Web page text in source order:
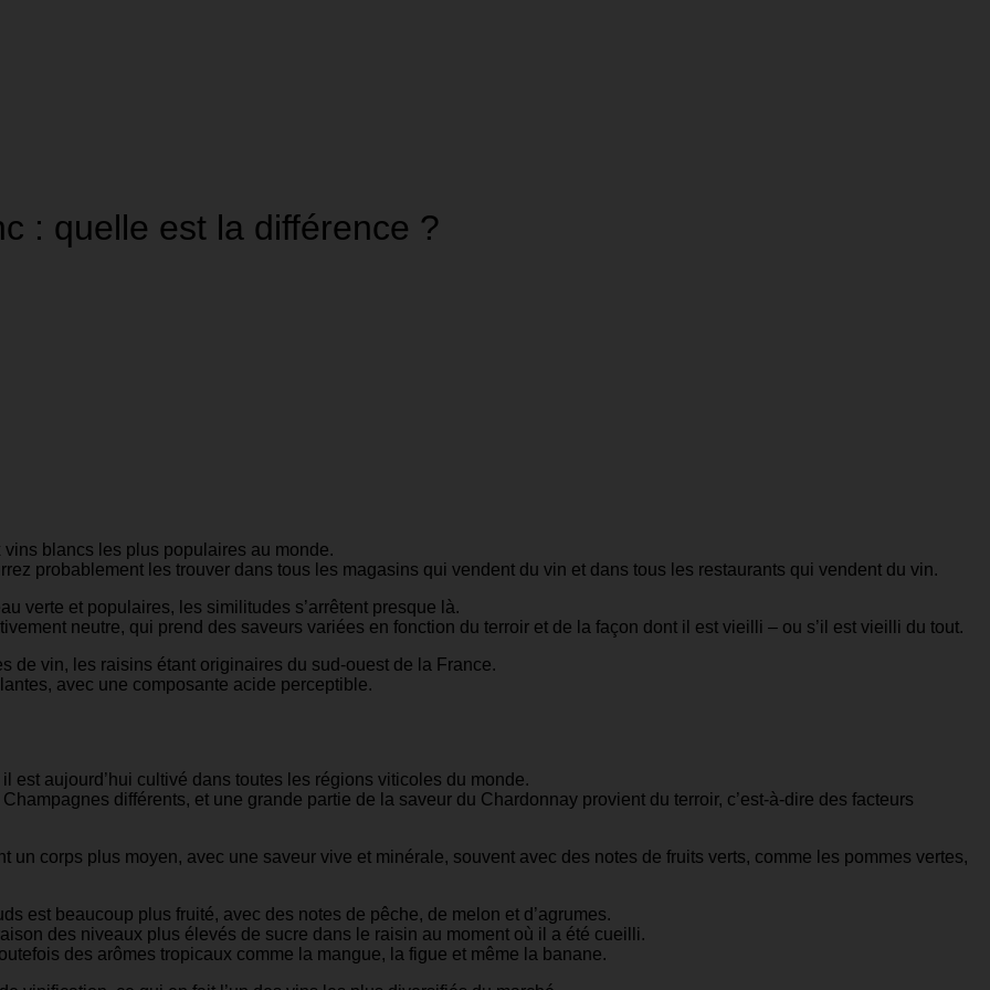
: quelle est la différence ?
blancs les plus populaires au monde.
probablement les trouver dans tous les magasins qui vendent du vin et dans tous les restaurants qui vendent du vin.
verte et populaires, les similitudes s’arrêtent presque là.
neutre, qui prend des saveurs variées en fonction du terroir et de la façon dont il est vieilli – ou s’il est vieilli du tout.
de vin, les raisins étant originaires du sud-ouest de la France.
avec une composante acide perceptible.
est aujourd’hui cultivé dans toutes les régions viticoles du monde.
différents, et une grande partie de la saveur du Chardonnay provient du terroir, c’est-à-dire des facteurs
un corps plus moyen, avec une saveur vive et minérale, souvent avec des notes de fruits verts, comme les pommes vertes,
est beaucoup plus fruité, avec des notes de pêche, de melon et d’agrumes.
des niveaux plus élevés de sucre dans le raisin au moment où il a été cueilli.
des arômes tropicaux comme la mangue, la figue et même la banane.